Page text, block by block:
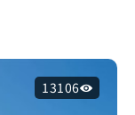
13106